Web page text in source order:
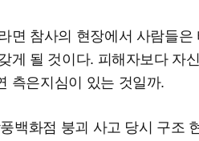
면 참사의 현장에서 사람들은
게 될 것이다. 피해자보다 자
측은지심이 있는 것일까.
백화점 붕괴 사고 당시 구조